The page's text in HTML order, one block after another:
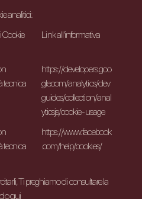
analitici:
Cookie
tecnica
tecnica
Link all'informativa
https://developers.goo
gle.com/analytics/dev
guides/collection/anal
yticsjs/cookie-usage
https://www.facebook
.com/help/cookies/
Ti preghiamo di consultare la
qui